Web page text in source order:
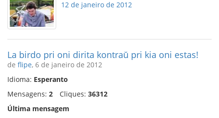
12 de janeiro de 2012
La birdo pri oni dirita kontraŭ pri kia oni estas!
de flipe, 6 de janeiro de 2012
Idioma: Esperanto
Mensagens: 2 Cliques: 36312
Última mensagem